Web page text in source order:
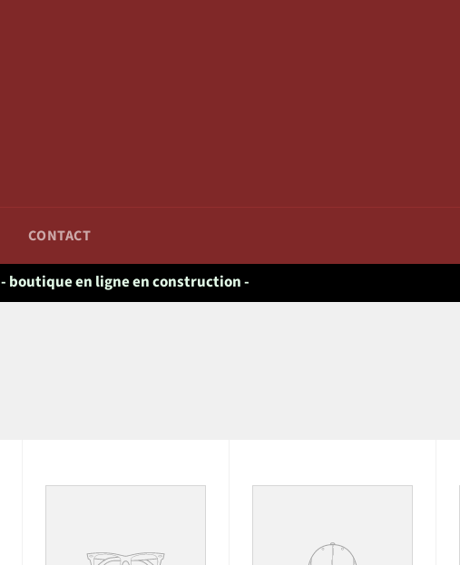
CONTACT
- boutique en ligne en construction -